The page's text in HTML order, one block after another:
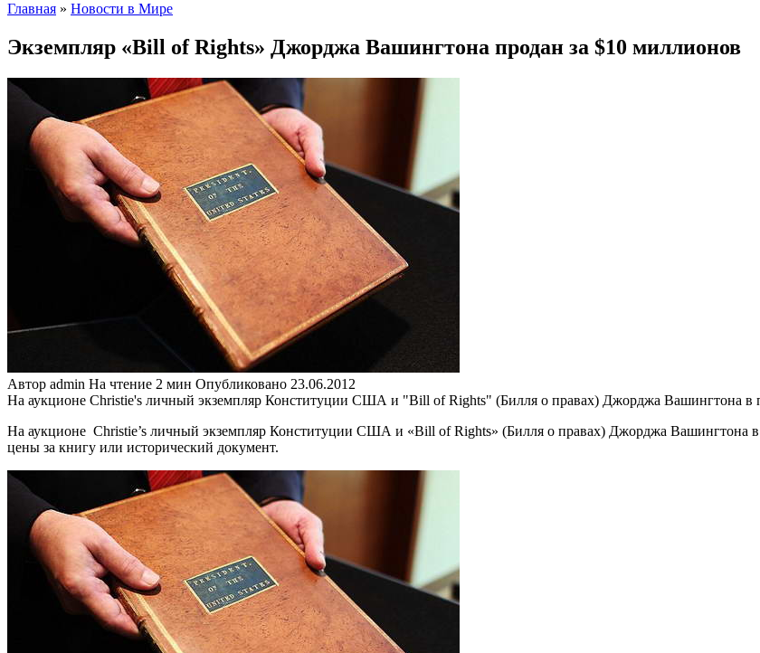
Главная » Новости в Мире
Экземпляр «Bill of Rights» Джорджа Вашингтона продан за $10 миллионов
Автор admin На чтение 2 мин Опубликовано 23.06.2012
На аукционе Christie's личный экземпляр Конституции США и "Bill of Rights" (Билля о правах) Джорджа Вашингтона в
На аукционе Christie’s личный экземпляр Конституции США и «Bill of Rights» (Билля о правах) Джорджа Вашингтона
цены за книгу или исторический документ.